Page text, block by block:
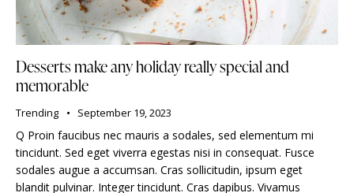
Desserts make any holiday really special and
memorable
Trending September 19, 2023
Q Proin faucibus nec mauris a sodales, sed elementum mi
tincidunt. Sed eget viverra egestas nisi in consequat. Fusce
sodales augue a accumsan. Cras sollicitudin, ipsum eget
blandit pulvinar. Integer tincidunt. Cras dapibus. Vivamus